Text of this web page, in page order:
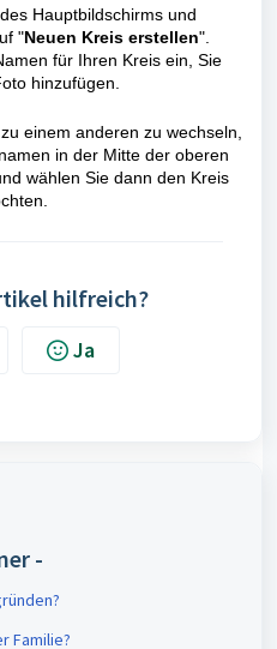
Hauptbildschirms und
"Neuen Kreis erstellen".
für Ihren Kreis ein, Sie
hinzufügen.
einem anderen zu wechseln,
in der Mitte der oberen
wählen Sie dann den Kreis
hilfreich?
Ja
-
Familie?